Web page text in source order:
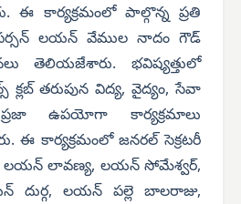
ఈ కార్యక్రమంలో పాల్గొన్న ప్రతి
లయన్ వేముల నాదం గౌడ్
తెలియజేశారు. భవిష్యత్తులో
తరుపున విద్య, వైద్యం, సేవా
ఉపయోగా కార్యక్రమాలు
ఈ కార్యక్రమంలో జనరల్ సెక్రటరీ
లయన్ లావణ్య, లయన్ సోమేశ్వర్,
లయన్ పల్లె బాలరాజు,